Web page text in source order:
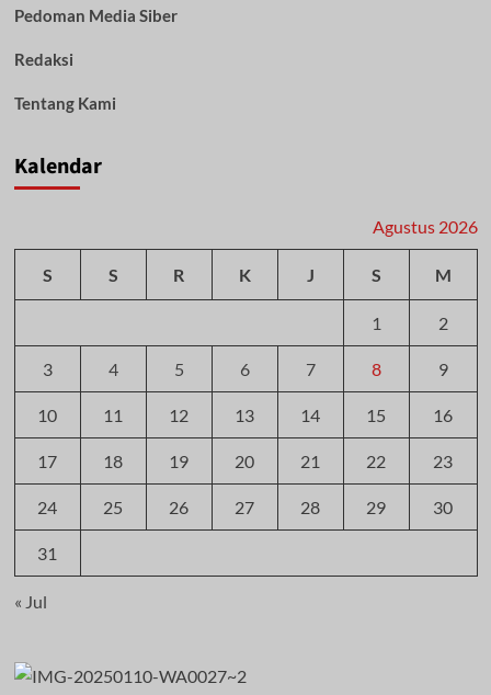
Pedoman Media Siber
Redaksi
Tentang Kami
Kalendar
Agustus 2026
S S R K J S M
1 2
3 4 5 6 7 8 9
10 11 12 13 14 15 16
17 18 19 20 21 22 23
24 25 26 27 28 29 30
31
« Jul